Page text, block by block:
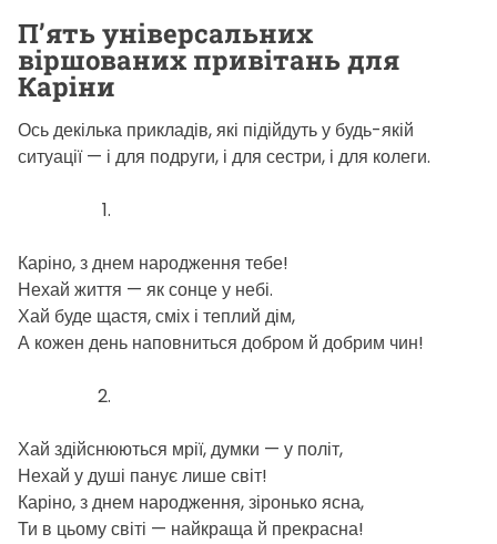
П’ять універсальних
віршованих привітань для
Каріни
Ось декілька прикладів, які підійдуть у будь-якій
ситуації — і для подруги, і для сестри, і для колеги.
Каріно, з днем народження тебе!
Нехай життя — як сонце у небі.
Хай буде щастя, сміх і теплий дім,
А кожен день наповниться добром й добрим чин!
Хай здійснюються мрії, думки — у політ,
Нехай у душі панує лише світ!
Каріно, з днем народження, зіронько ясна,
Ти в цьому світі — найкраща й прекрасна!